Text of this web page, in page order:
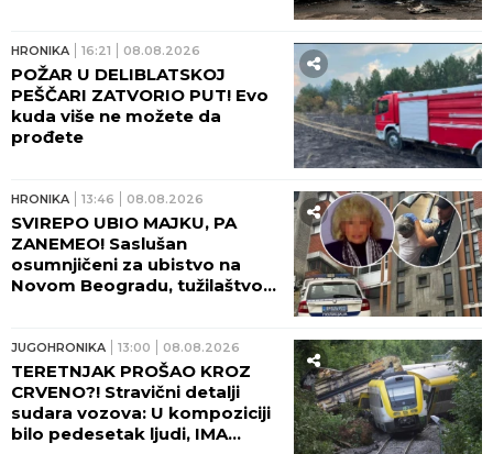
HRONIKA 16:21 08.08.2026
POŽAR U DELIBLATSKOJ
PEŠČARI ZATVORIO PUT! Evo
kuda više ne možete da
prođete
HRONIKA 13:46 08.08.2026
SVIREPO UBIO MAJKU, PA
ZANEMEO! Saslušan
osumnjičeni za ubistvo na
Novom Beogradu, tužilaštvo
JUGOHRONIKA 13:00 08.08.2026
TERETNJAK PROŠAO KROZ
CRVENO?! Stravični detalji
sudara vozova: U kompoziciji
bilo pedesetak ljudi, IMA